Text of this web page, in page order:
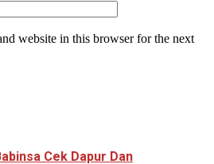
website in this browser for the next
Cek Dapur Dan